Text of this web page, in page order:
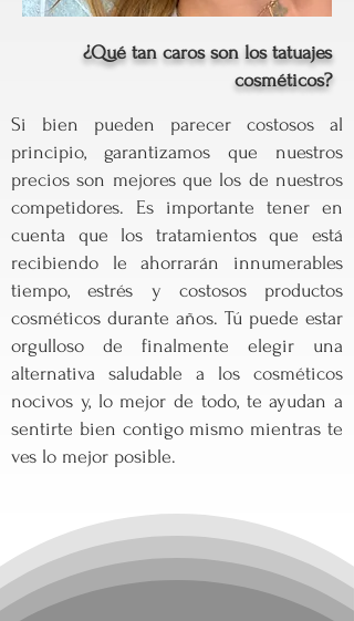
¿Qué tan caros son los tatuajes
cosméticos?
Si bien pueden parecer costosos al
principio, garantizamos que nuestros
precios son mejores que los de nuestros
competidores. Es importante tener en
cuenta que los tratamientos que está
recibiendo le ahorrarán innumerables
tiempo, estrés y costosos productos
cosméticos durante años. Tú puede estar
orgulloso de finalmente elegir una
alternativa saludable a los cosméticos
nocivos y, lo mejor de todo, te ayudan a
sentirte bien contigo mismo mientras te
ves lo mejor posible.